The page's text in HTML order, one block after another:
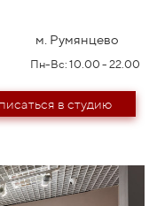
м. Румянцево
Пн-Вс: 10.00 - 22.00
в студию